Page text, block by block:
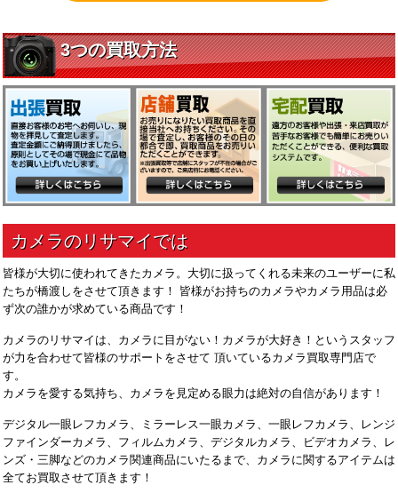
皆様が大切に使われてきたカメラ。大切に扱ってくれる未来のユーザーに私
たちが橋渡しをさせて頂きます！ 皆様がお持ちのカメラやカメラ用品は必
ず次の誰かが求めている商品です！
カメラのリサマイは、カメラに目がない！カメラが大好き！というスタッフ
が力を合わせて皆様のサポートをさせて 頂いているカメラ買取専門店で
す。
カメラを愛する気持ち、カメラを見定める眼力は絶対の自信があります！
デジタル一眼レフカメラ、ミラーレス一眼カメラ、一眼レフカメラ、レンジ
ファインダーカメラ、フィルムカメラ、デジタルカメラ、ビデオカメラ、レ
ンズ・三脚などのカメラ関連商品にいたるまで、カメラに関するアイテムは
全てお買取させて頂きます！